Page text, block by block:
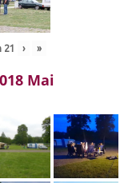
21 › »
Mai